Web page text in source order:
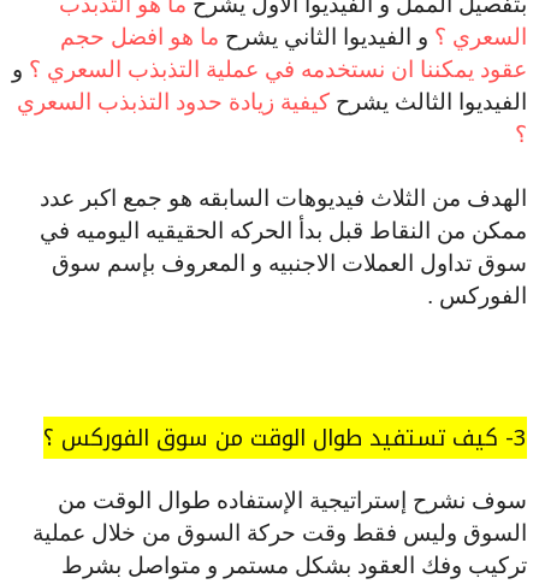
السعري ؟ و الفيديوا الثاني يشرح ما هو افضل حجم
عقود يمكننا ان نستخدمه في عملية التذبذب السعري ؟ و
الفيديوا الثالث يشرح كيفية زيادة حدود التذبذب السعري
؟
الهدف من الثلاث فيديوهات السابقه هو جمع اكبر عدد
ممكن من النقاط قبل بدأ الحركه الحقيقيه اليوميه في
سوق تداول العملات الاجنبيه و المعروف بإسم سوق
الفوركس .
3- كيف تستفيد طوال الوقت من سوق الفوركس ؟
سوف نشرح إستراتيجية الإستفاده طوال الوقت من
السوق وليس فقط وقت حركة السوق من خلال عملية
تركيب وفك العقود بشكل مستمر و متواصل بشرط